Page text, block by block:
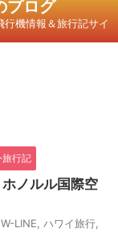
プログ
機情報＆旅行記サイ
旅行記
ノルル国際空
W-LINE ハワイ旅行